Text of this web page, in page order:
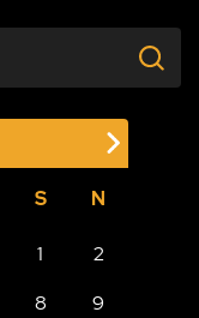
S N
1
2
8
9